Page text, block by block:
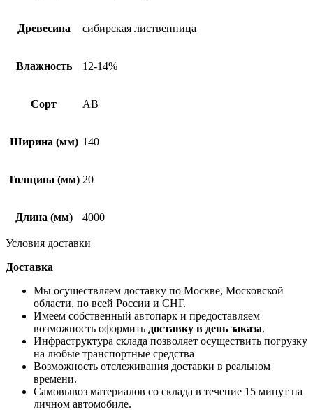
Древесина сибирская лиственница
Влажность 12-14%
Сорт АВ
Ширина (мм) 140
Толщина (мм) 20
Длина (мм) 4000
Условия доставки
Доставка
Мы осуществляем доставку по Москве, Московской
области, по всей России и СНГ.
Имеем собственный автопарк и предоставляем
возможность оформить доставку в день заказа.
Инфраструктура склада позволяет осуществить погрузку
на любые транспортные средства
Возможность отслеживания доставки в реальном
времени.
Самовывоз материалов со склада в течение 15 минут на
личном автомобиле.